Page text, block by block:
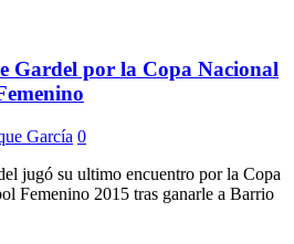
Gardel por la Copa Nacional
García 0
jugó su ultimo encuentro por la Copa
Femenino 2015 tras ganarle a Barrio